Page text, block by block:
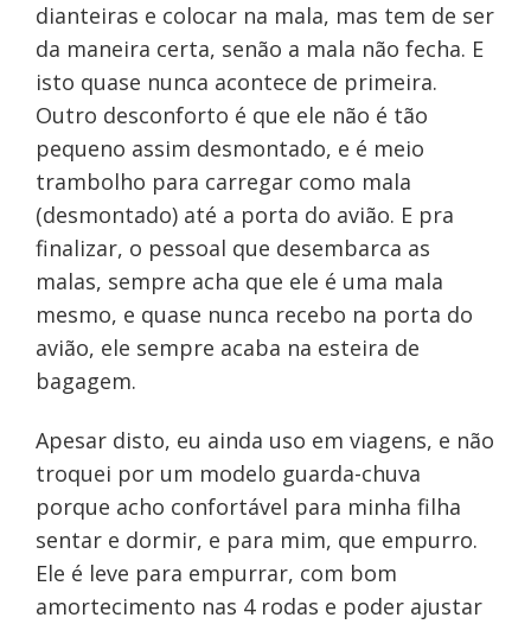
dianteiras e colocar na mala, mas tem de ser
da maneira certa, senão a mala não fecha. E
isto quase nunca acontece de primeira.
Outro desconforto é que ele não é tão
pequeno assim desmontado, e é meio
trambolho para carregar como mala
(desmontado) até a porta do avião. E pra
finalizar, o pessoal que desembarca as
malas, sempre acha que ele é uma mala
mesmo, e quase nunca recebo na porta do
avião, ele sempre acaba na esteira de
bagagem.
Apesar disto, eu ainda uso em viagens, e não
troquei por um modelo guarda-chuva
porque acho confortável para minha filha
sentar e dormir, e para mim, que empurro.
Ele é leve para empurrar, com bom
amortecimento nas 4 rodas e poder ajustar